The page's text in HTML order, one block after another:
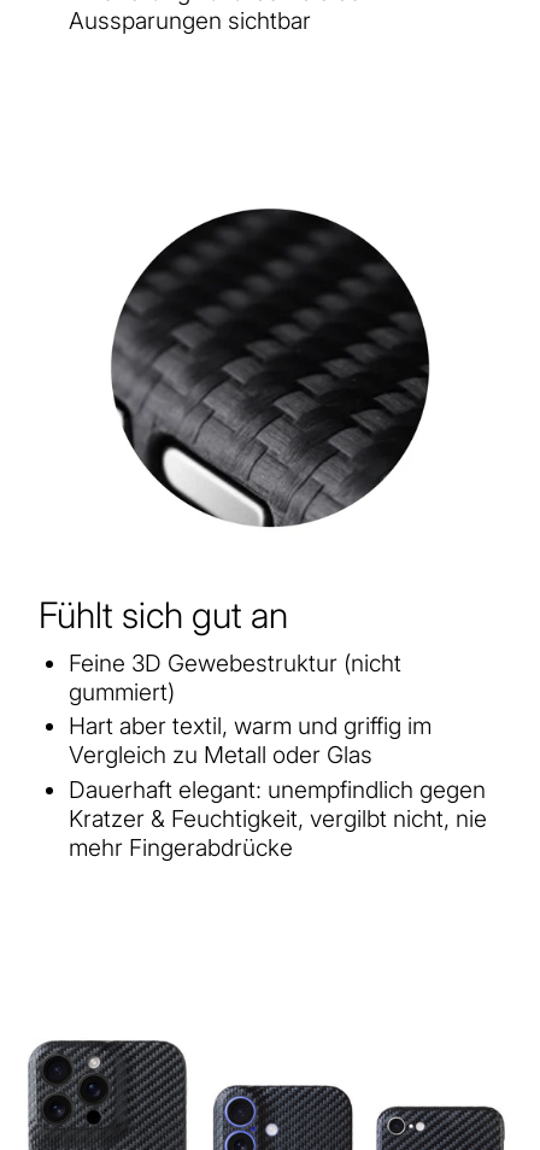
Aussparungen sichtbar
Fühlt sich gut an
Feine 3D Gewebestruktur (nicht
gummiert)
Hart aber textil, warm und griffig im
Vergleich zu Metall oder Glas
Dauerhaft elegant: unempfindlich gegen
Kratzer & Feuchtigkeit, vergilbt nicht, nie
mehr Fingerabdrücke